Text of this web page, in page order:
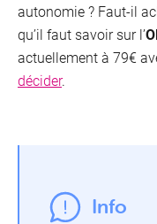
autonomie ? Faut-il
qu’il faut savoir sur l’
actuellement à 79€
décider.
Info